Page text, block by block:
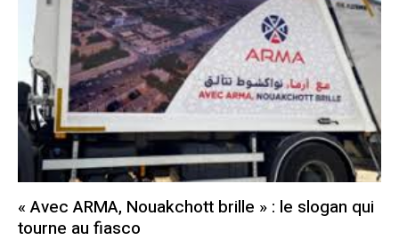
« Avec ARMA, Nouakchott brille » : le slogan qui
tourne au fiasco